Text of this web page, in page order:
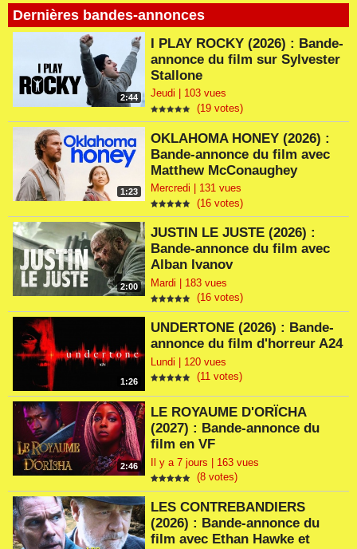
Dernières bandes-annonces
2:44
I PLAY ROCKY (2026) : Bande-
annonce du film sur Sylvester
Stallone
Jeudi | 103 vues
(19 votes)
1:23
OKLAHOMA HONEY (2026) :
Bande-annonce du film avec
Matthew McConaughey
Mercredi | 131 vues
(16 votes)
2:00
JUSTIN LE JUSTE (2026) :
Bande-annonce du film avec
Alban Ivanov
Mardi | 183 vues
(16 votes)
1:26
UNDERTONE (2026) : Bande-
annonce du film d'horreur A24
Lundi | 120 vues
(11 votes)
2:46
LE ROYAUME D'ORÏCHA
(2027) : Bande-annonce du
film en VF
Il y a 7 jours | 163 vues
(8 votes)
LES CONTREBANDIERS
(2026) : Bande-annonce du
film avec Ethan Hawke et